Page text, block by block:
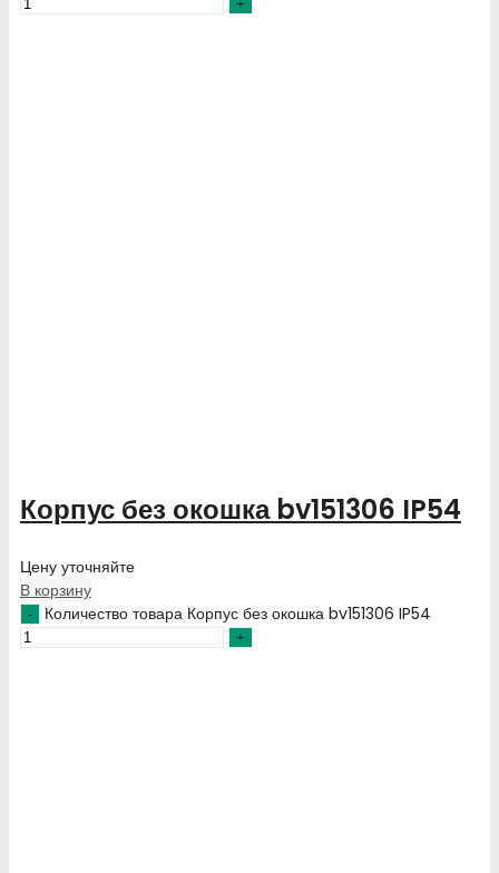
Корпус без окошка bv151306 IP54
Цену уточняйте
В корзину
Количество товара Корпус без окошка bv151306 IP54